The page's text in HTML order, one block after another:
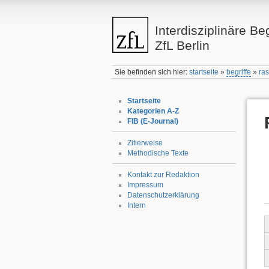
Interdisziplinäre
ZfL Berlin
Sie befinden sich hier:startseite » begriffe »
Startseite
Kategorien A-Z
FIB (E-Journal)
Zitierweise
Methodische Texte
Kontakt zur Redaktion
Impressum
Datenschutzerklärung
Intern